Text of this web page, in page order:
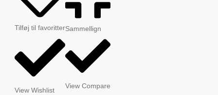
Tilføj til favoritter
View Wishlist
Sammellign
View Compare